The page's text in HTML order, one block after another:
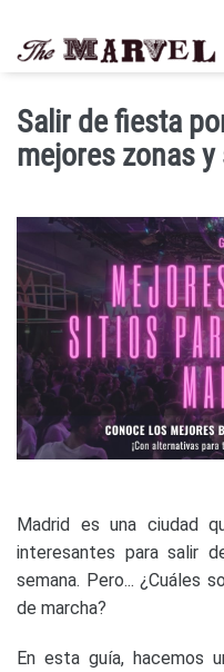
Salir de fiesta
mejores zonas
Madrid es una ciudad
interesantes para salir
semana. Pero... ¿Cuáles
de marcha?
En esta guía, hacemos